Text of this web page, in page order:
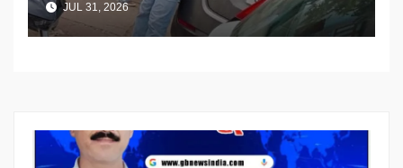
JUL 31, 2026